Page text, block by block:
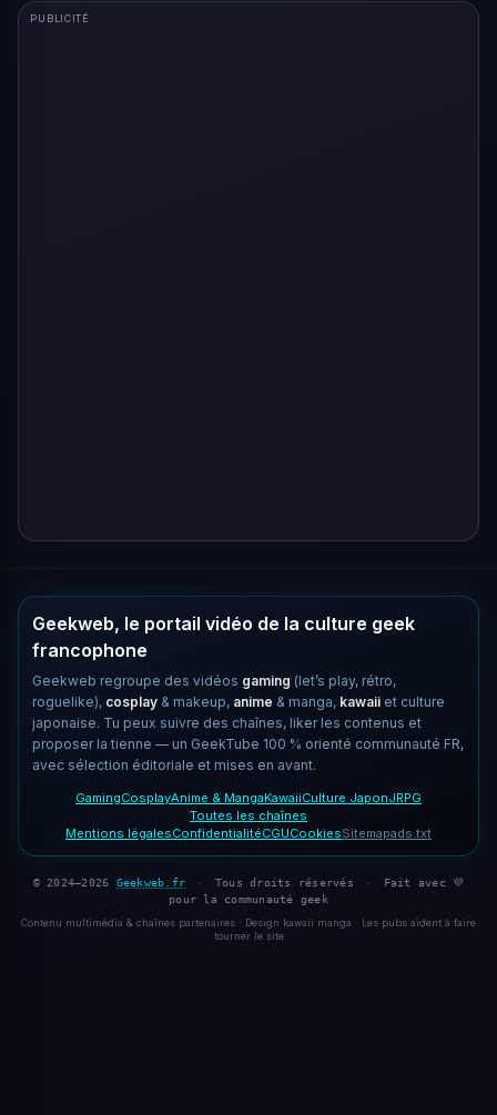
PUBLICITÉ
Geekweb, le portail vidéo de la culture geek
francophone
Geekweb regroupe des vidéos gaming (let’s play, rétro,
roguelike), cosplay & makeup, anime & manga, kawaii et culture
japonaise. Tu peux suivre des chaînes, liker les contenus et
proposer la tienne — un GeekTube 100 % orienté communauté FR,
avec sélection éditoriale et mises en avant.
GamingCosplayAnime & MangaKawaiiCulture JaponJRPG
Toutes les chaînes
Mentions légalesConfidentialitéCGUCookiesSitemapads.txt
© 2024–2026 Geekweb.fr · Tous droits réservés ·
Fait avec 💜
pour la communauté geek
Contenu multimédia & chaînes partenaires · Design kawaii manga · Les pubs aident à faire
tourner le site